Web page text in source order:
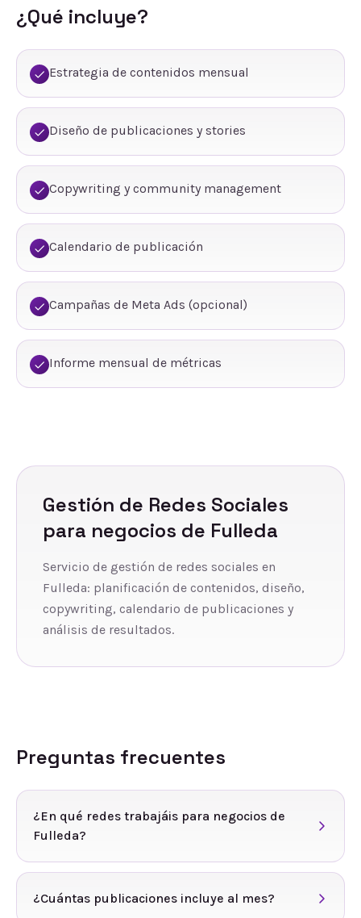
¿Qué incluye?
Estrategia de contenidos mensual
Diseño de publicaciones y stories
Copywriting y community management
Calendario de publicación
Campañas de Meta Ads (opcional)
Informe mensual de métricas
Gestión de Redes Sociales
para negocios de Fulleda
Servicio de gestión de redes sociales en
Fulleda: planificación de contenidos, diseño,
copywriting, calendario de publicaciones y
análisis de resultados.
Preguntas frecuentes
¿En qué redes trabajáis para negocios de
Fulleda?
¿Cuántas publicaciones incluye al mes?